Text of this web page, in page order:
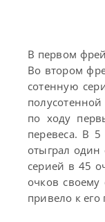
В первом
Во втором
сотенную
по ходу
перевеса. В
отыграл один
серией в 45
очков своему
привело к его